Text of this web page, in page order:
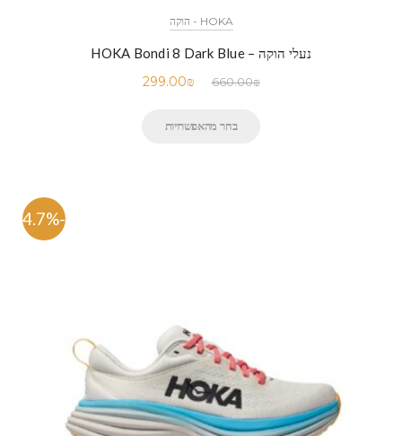
HOKA - הוקה
נעלי הוקה – HOKA Bondi 8 Dark Blue
660.00₪
299.00₪
בחר מהאפשרויות
-54.7%